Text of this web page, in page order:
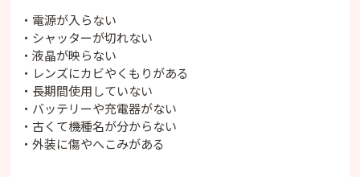
・電源が入らない
・シャッターが切れない
・液晶が映らない
・レンズにカビやくもりがある
・長期間使用していない
・バッテリーや充電器がない
・古くて機種名が分からない
・外装に傷やへこみがある